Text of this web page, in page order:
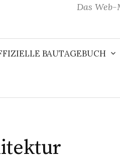
Das
BAUTAGEBUCH